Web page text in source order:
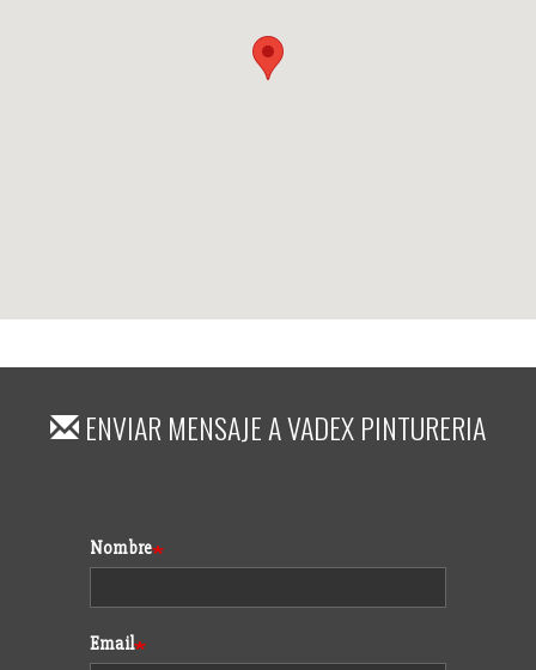
ENVIAR MENSAJE AVADEX PINTURERIA
Formulario
Nombre
Email